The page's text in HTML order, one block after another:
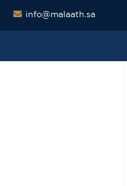
info@malaath.sa